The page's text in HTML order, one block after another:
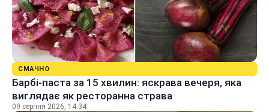
СМАЧНО
Барбі-паста за 15 хвилин: яскрава вечеря, яка
виглядає як ресторанна страва
09 серпня 2026, 14:34